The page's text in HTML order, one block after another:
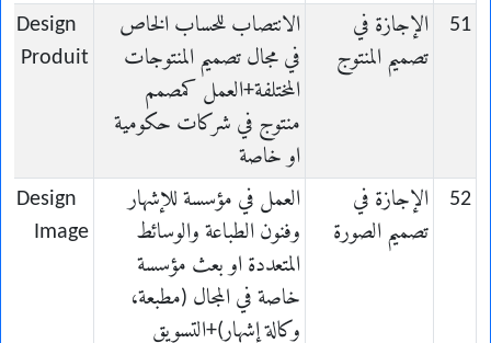
51
الإجازة في
تصميم المنتوج
الانتصاب للحساب الخاص
في مجال تصميم المنتوجات
المختلفة+العمل كمصمم
منتوج في شركات حكومية
او خاصة
Design
Produit
52
الإجازة في
تصميم الصورة
العمل في مؤسسة للإشهار
وفنون الطباعة والوسائط
المتعددة او بعث مؤسسة
خاصة في المجال (مطبعة،
وكالة إشهار)+التسويق
Design
Image